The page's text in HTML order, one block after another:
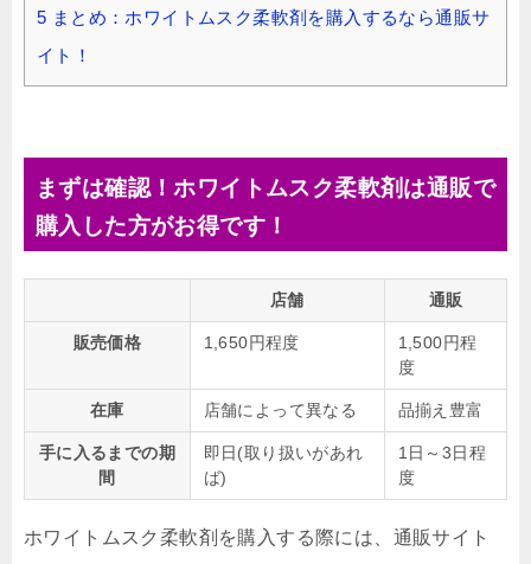
5 まとめ：ホワイトムスク柔軟剤を購入するなら通販サ
イト！
まずは確認！ホワイトムスク柔軟剤は通販で
購入した方がお得です！
店舗 通販
販売価格 1,650円程度
1,500円程
度
在庫 店舗によって異なる 品揃え豊富
手に入るまでの期
間
即日(取り扱いがあれ
ば)
1日～3日程
度
ホワイトムスク柔軟剤を購入する際には、通販サイト